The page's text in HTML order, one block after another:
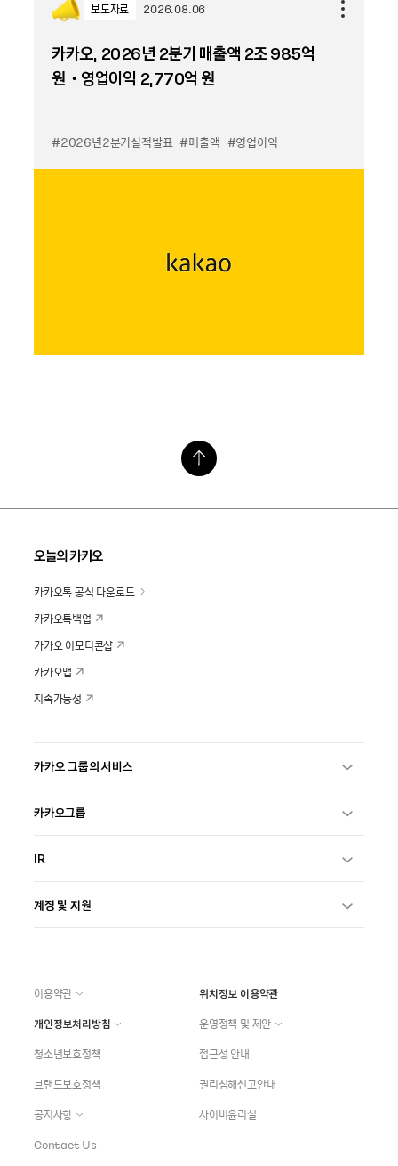
보도자료 2026.08.06
카카오, 2026년 2분기 매출액 2조 985억
원・영업이익 2,770억 원
#2026년2분기실적발표 #매출액 #영업이익
오늘의 카카오
카카오톡 공식 다운로드
카카오톡백업
카카오 이모티콘샵
카카오맵
지속가능성
카카오 그룹의 서비스
카카오그룹
IR
계정 및 지원
이용약관
위치정보 이용약관
개인정보처리방침
운영정책 및 제안
청소년보호정책
접근성 안내
브랜드보호정책
권리침해신고안내
공지사항
사이버윤리실
Contact Us